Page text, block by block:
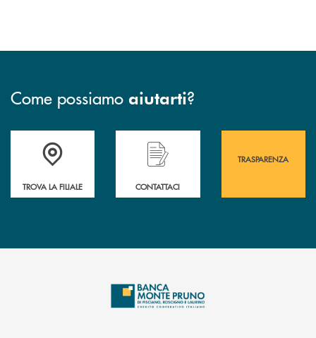
Come possiamo aiutarti?
Accedi all' elenco completo&nbsp; delle&nbsp; filiali&nbsp; di Banca
TROVA LA FILIALE
Hai bisogno di assistenza immediata?
CONTATTACI
TRASPARENZA